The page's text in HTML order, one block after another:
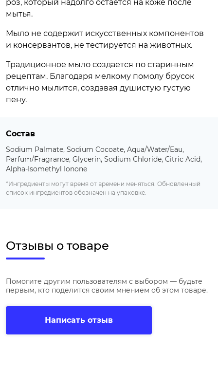
роз, который надолго остается на коже после
мытья.
Мыло не содержит искусственных компонентов
и консервантов, не тестируется на животных.
Традиционное мыло создается по старинным
рецептам. Благодаря мелкому помолу брусок
отлично мылится, создавая душистую густую
пену.
Состав
Sodium Palmate, Sodium Cocoate, Aqua/Water/Eau,
Parfum/Fragrance, Glycerin, Sodium Chloride, Citric Acid,
Alpha-Isomethyl Ionone
*Ингредиенты могут время от времени меняться. Обновленный
список ингредиентов обозначен на упаковке.
Отзывы о товаре
Помогите другим пользователям с выбором — будьте
первым, кто поделится своим мнением об этом товаре.
Написать отзыв